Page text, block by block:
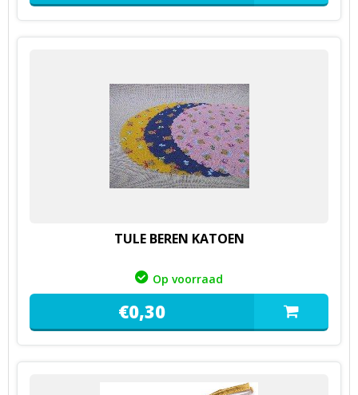
TULE BEREN KATOEN
Op voorraad
€0,30